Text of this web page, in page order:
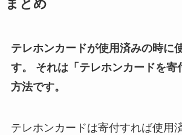
まとめ
テレホンカードが使用済みの時に
す。
それは「テレホンカードを寄
方法です。
テレホンカードは寄付すれば使用